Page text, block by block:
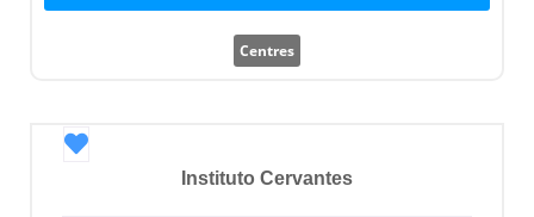
Centres
Favori
Instituto Cervantes